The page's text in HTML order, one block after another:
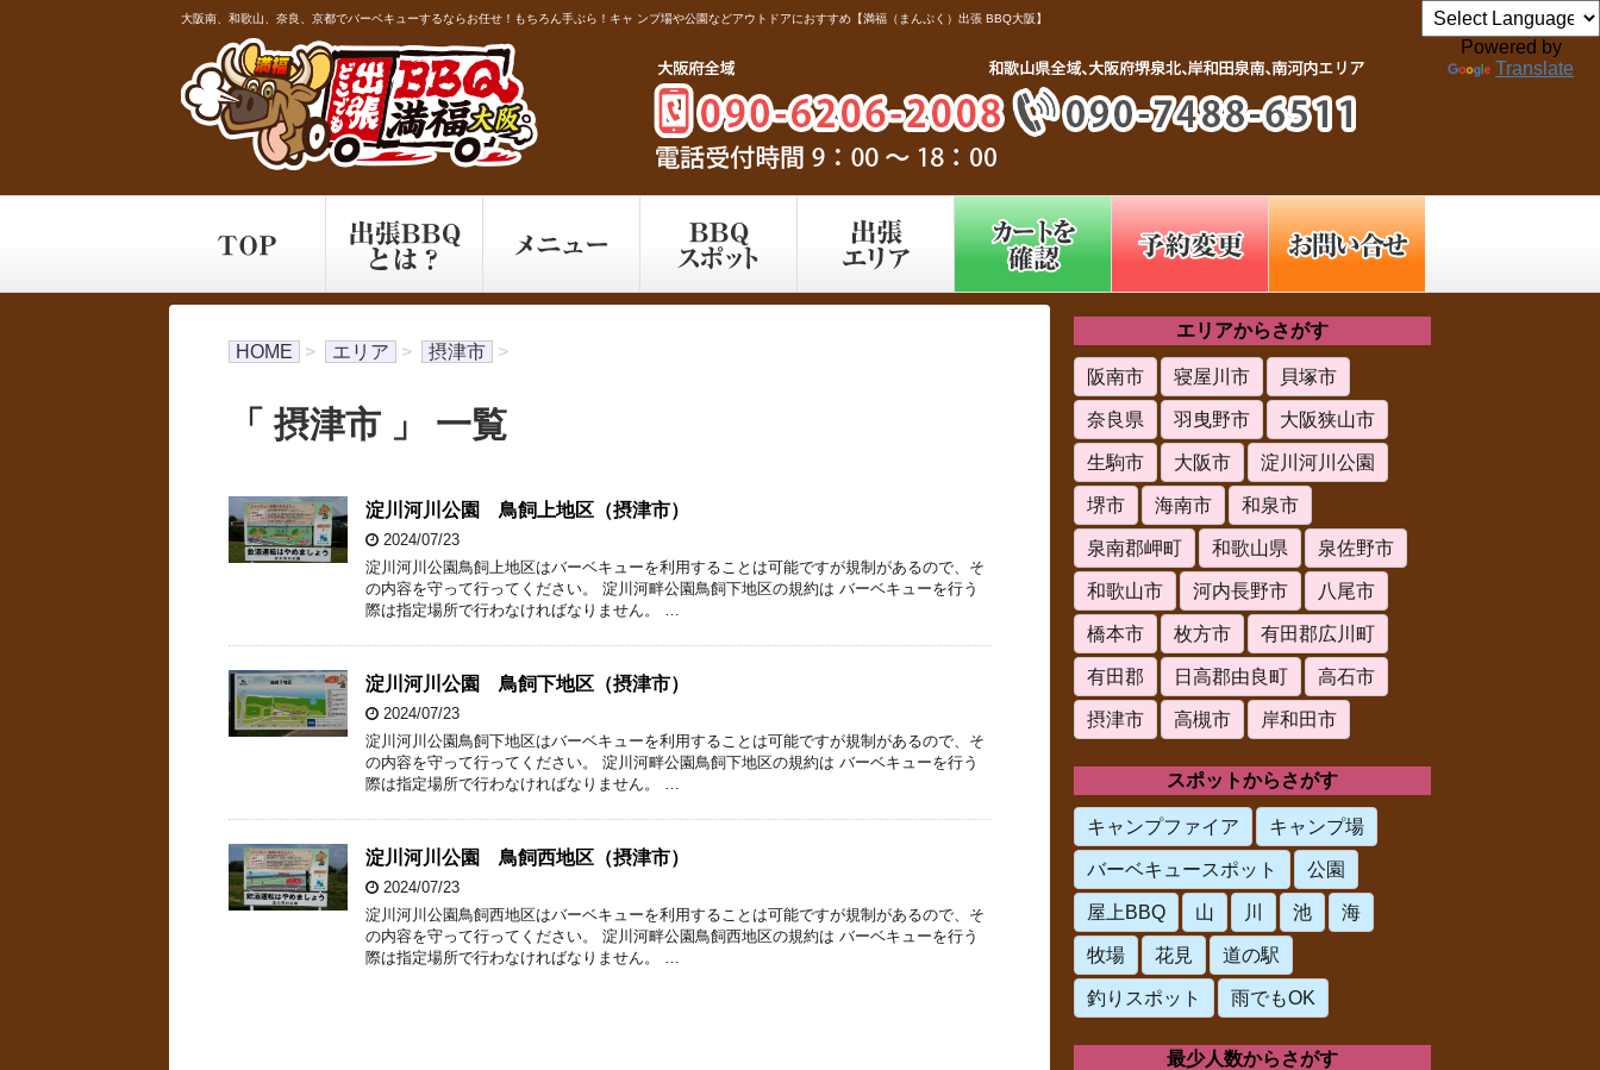
Powered by
Translate
大阪南、和歌山、奈良、京都でバーベキューするならお任せ！もちろん手ぶら！キャ ンプ場や公園などアウトドアにおすすめ【満福（まんぷく）出張 BBQ大阪】
HOME > エリア > 摂津市 >
「 摂津市 」 一覧
淀川河川公園 鳥飼上地区（摂津市）
2024/07/23
淀川河川公園鳥飼上地区はバーベキューを利用することは可能ですが規制があるので、そ
の内容を守って行ってください。 淀川河畔公園鳥飼下地区の規約は バーベキューを行う
際は指定場所で行わなければなりません。 …
淀川河川公園 鳥飼下地区（摂津市）
2024/07/23
淀川河川公園鳥飼下地区はバーベキューを利用することは可能ですが規制があるので、そ
の内容を守って行ってください。 淀川河畔公園鳥飼下地区の規約は バーベキューを行う
際は指定場所で行わなければなりません。 …
淀川河川公園 鳥飼西地区（摂津市）
2024/07/23
淀川河川公園鳥飼西地区はバーベキューを利用することは可能ですが規制があるので、そ
の内容を守って行ってください。 淀川河畔公園鳥飼西地区の規約は バーベキューを行う
際は指定場所で行わなければなりません。 …
エリアからさがす
阪南市 寝屋川市
貝塚市
奈良県
羽曳野市
大阪狭山市
生駒市
大阪市
淀川河川公園
堺市
海南市
和泉市
泉南郡岬町
和歌山県
泉佐野市
和歌山市
河内長野市
八尾市
橋本市
枚方市
有田郡広川町
有田郡
日高郡由良町
高石市
摂津市
高槻市 岸和田市
スポットからさがす
キャンプファイア
キャンプ場
バーベキュースポット
公園
屋上BBQ
山 川 池
海
牧場
花見
道の駅
釣りスポット
雨でもOK
最少人数からさがす